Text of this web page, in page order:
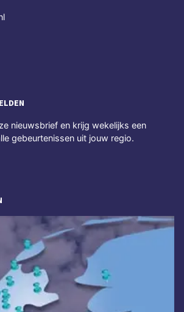
nieuwsbrief en krijg wekelijks een
gebeurtenissen uit jouw regio.